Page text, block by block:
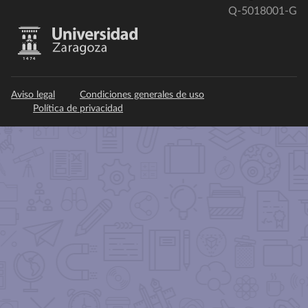
Q-5018001-G
Aviso legal
Condiciones generales de uso
Política de privacidad